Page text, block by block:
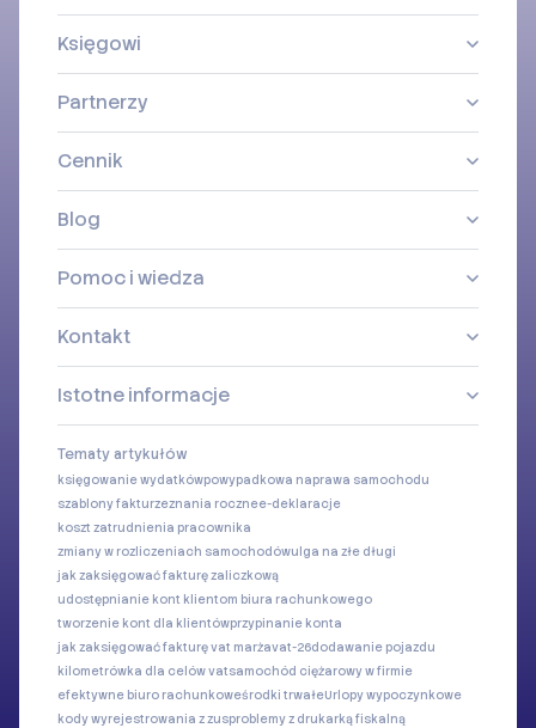
Księgowi
Partnerzy
Cennik
Blog
Pomoc i wiedza
Kontakt
Istotne informacje
Tematy artykułów
księgowanie wydatkówpowypadkowa naprawa samochodu
szablony fakturzeznania rocznee-deklaracje
koszt zatrudnienia pracownika
zmiany w rozliczeniach samochodówulga na złe długi
jak zaksięgować fakturę zaliczkową
udostępnianie kont klientom biura rachunkowego
tworzenie kont dla klientówprzypinanie konta
jak zaksięgować fakturę vat marżavat-26dodawanie pojazdu
kilometrówka dla celów vatsamochód ciężarowy w firmie
efektywne biuro rachunkoweśrodki trwałeUrlopy wypoczynkowe
kody wyrejestrowania z zusproblemy z drukarką fiskalną